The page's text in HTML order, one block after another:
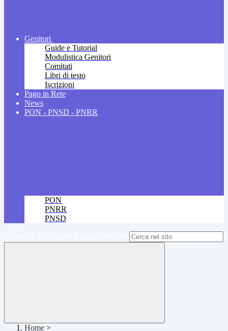
Genitori
Guide e Tutorial
Modulistica Genitori
Comitati
Libri di testo
Iscrizioni
Pago in Rete
News
PON - PNSD - PNRR
PON
PNRR
PNSD
Home >